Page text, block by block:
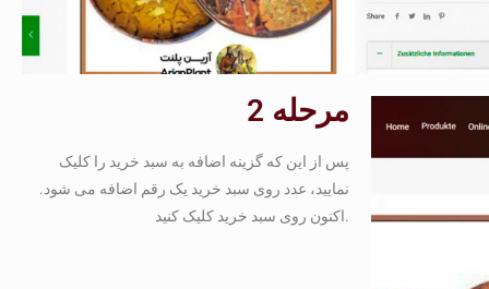
مرحله 2
پس از این که گزینه اضافه به سبد خرید را کلیک
نمایید، عدد روی سبد خرید یک رقم اضافه می شود.
اکنون روی سبد خرید کلیک کنید.